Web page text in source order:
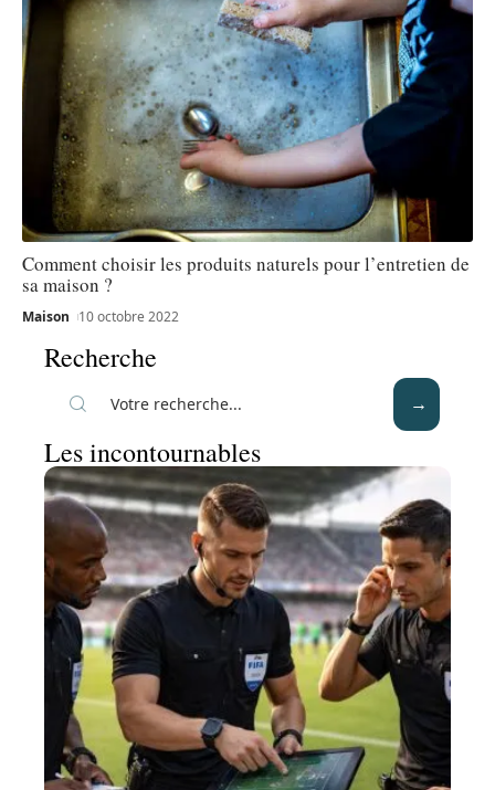
Comment choisir les produits naturels pour l’entretien de
sa maison ?
Maison 10 octobre 2022
Recherche
Les incontournables